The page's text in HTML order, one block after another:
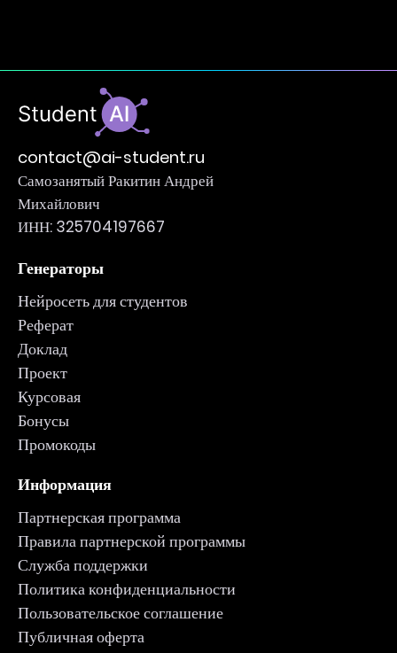
contact@ai-student.ru
Самозанятый Ракитин Андрей
Михайлович
ИНН: 325704197667
Генераторы
Нейросеть для студентов
Реферат
Доклад
Проект
Курсовая
Бонусы
Промокоды
Информация
Партнерская программа
Правила партнерской программы
Служба поддержки
Политика конфиденциальности
Пользовательское соглашение
Публичная оферта